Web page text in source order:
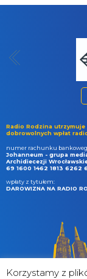
Radio Rodzina utrzymuje
dobrowolnych wpłat
numer rachunku
Johanneum - grupa
Archidiecezji
69 1600 1462 1813 6262
wpłaty z tytułem:
DAROWIZNA NA RADIO
Korzystamy z